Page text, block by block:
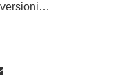
versioni…